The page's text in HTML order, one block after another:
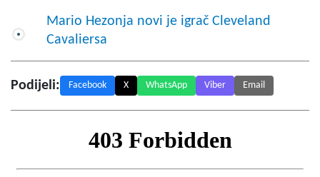
Mario Hezonja novi je igrač Cleveland
Cavaliersa
Podijeli: Facebook X WhatsApp Viber Email